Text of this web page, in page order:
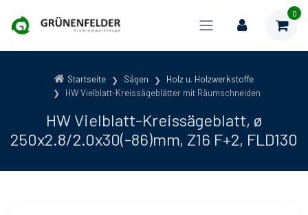
0
Startseite Sägen
Holz u. Holzwerkstoffe
HW Vielblatt-Kreissägeblätter mit Räumschneiden
HW Vielblatt-Kreissägeblatt, ø
250x2.8/2.0x30(-86)mm, Z16 F+2, FLD130